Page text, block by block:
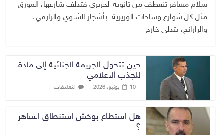
سلام مسافر تنعطف من ثانوية الحريري فتدلف شارعها، المورق
مثل كل شوارع وساحات الوزيرية، بأشجار الشبوي والرازقي،
والرارانج، يتدلى خارج
حين تتحول الجريمة الجنائية إلى مادة
للجذب الاعلامي
10 يونيو، 2026 التعليقات
هل استطاع بوخش استنطاق الساهر
؟